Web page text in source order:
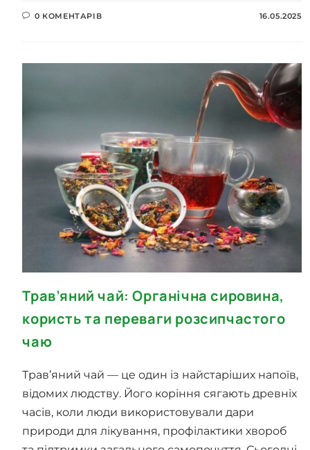
0 КОМЕНТАРІВ 16.05.2025
Трав’яний чай: Органічна сировина,
користь та переваги розсипчастого
чаю
Трав’яний чай — це один із найстаріших напоїв,
відомих людству. Його коріння сягають древніх
часів, коли люди використовували дари
природи для лікування, профілактики хвороб